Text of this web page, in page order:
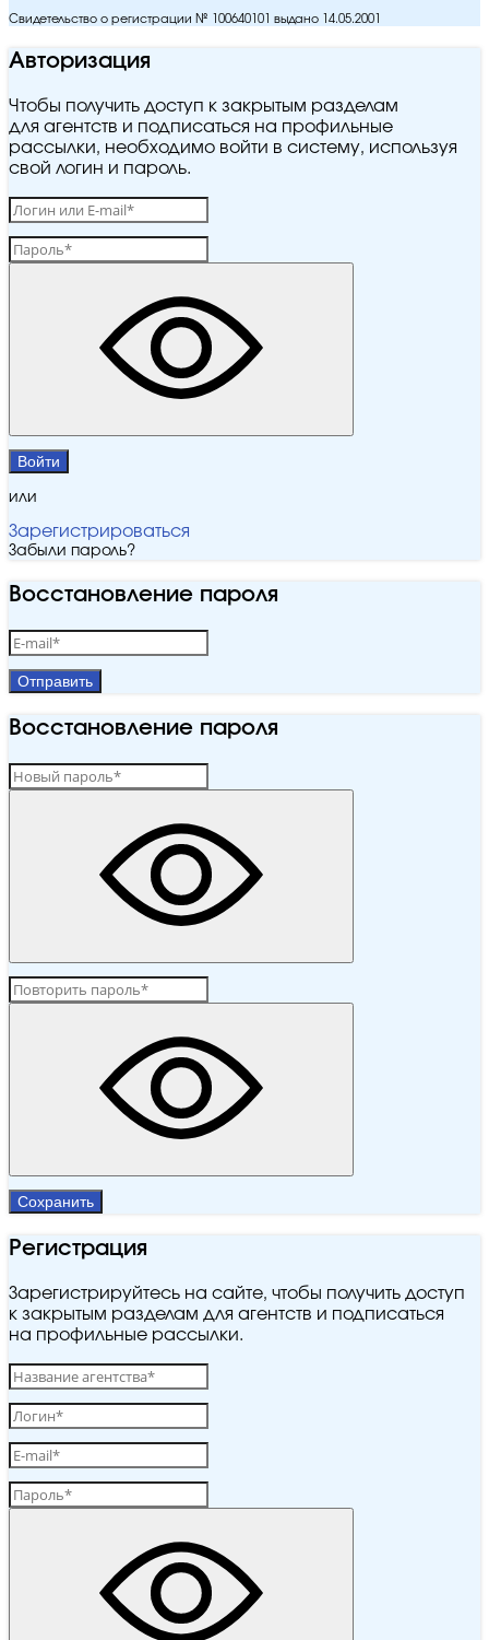
Свидетельство о регистрации № 100640101 выдано 14.05.2001
Авторизация
Чтобы получить доступ к закрытым разделам
для агентств и подписаться на профильные
рассылки, необходимо войти в систему, используя
свой логин и пароль.
Войти
или
Зарегистрироваться
Забыли пароль?
Восстановление пароля
Отправить
Восстановление пароля
Сохранить
Регистрация
Зарегистрируйтесь на сайте, чтобы получить доступ
к закрытым разделам для агентств и подписаться
на профильные рассылки.